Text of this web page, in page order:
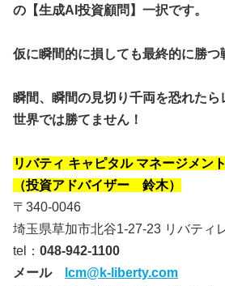
の【生成AI投資顧問】一択です。
仮に瞬間的に損しても最終的に勝つ
瞬間、瞬間の見切り千両を恐れた
世界では勝てません！
リバティ キャピタル マネージメント
（投資アドバイザー 鈴木）
〒340-0046
埼玉県草加市北谷1-27-23 リバティ
tel： 048-942-1100
メール
lcm@k-liberty.com